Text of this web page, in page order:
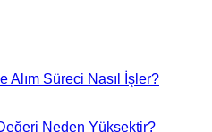
Alım Süreci Nasıl İşler?
Neden Yüksektir?